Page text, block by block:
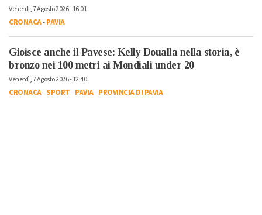
Venerdì, 7 Agosto 2026 - 16:01
CRONACA-PAVIA
Gioisce anche il Pavese: Kelly Doualla nella storia, è
bronzo nei 100 metri ai Mondiali under 20
Venerdì, 7 Agosto 2026 - 12:40
CRONACA-SPORT-PAVIA-PROVINCIA DI PAVIA